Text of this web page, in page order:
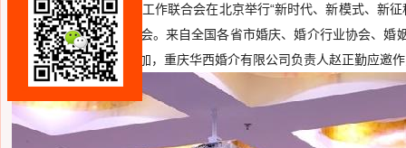
4月19-20日，中国社会工作联合会在北京举行“新时代、新模式、新
暨诚信服务标准启动大会。来自全国各省市婚庆、婚介行业协会、
业单位的百余名代表参加，重庆华西婚介有限公司负责人赵正勤应邀